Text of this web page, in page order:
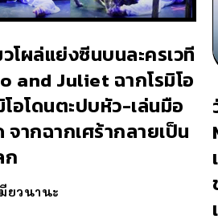
โผล่แย่งซีนบนละครเวที
and Juliet ฉากโรมิโอ
อโดนตะปบหัว-เล่นมือ
จากฉากเศร้ากลายเป็น
ก
ยวนานะ